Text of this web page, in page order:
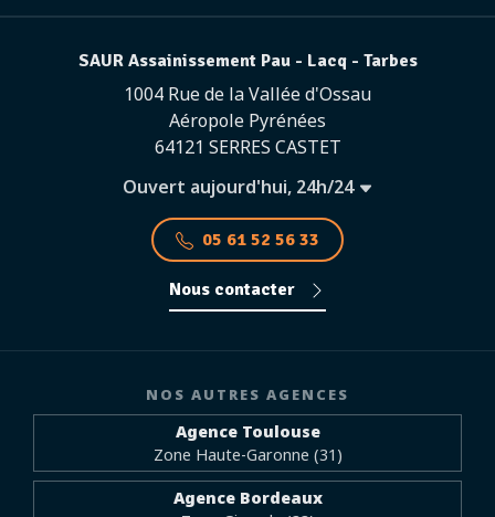
SAUR Assainissement Pau - Lacq - Tarbes
1004 Rue de la Vallée d'Ossau
Aéropole Pyrénées
64121 SERRES CASTET
Ouvert aujourd'hui, 24h/24
05 61 52 56 33
Nous contacter
NOS AUTRES AGENCES
Agence Toulouse
Zone Haute-Garonne (31)
Agence Bordeaux